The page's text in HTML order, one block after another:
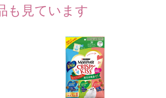
も見ています